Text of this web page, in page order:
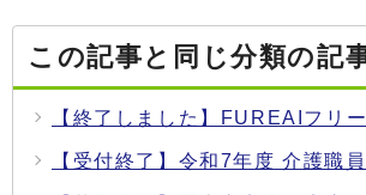
この記事と同じ分類の記
【終了しました】FUREAIフリ
【受付終了】令和7年度 介護職